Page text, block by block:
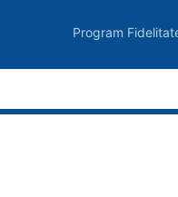
Program